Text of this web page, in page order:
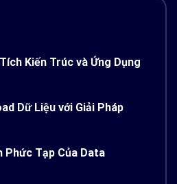
Kiến Trúc và Ứng Dụng
Dữ Liệu với Giải Pháp
Phức Tạp Của Data